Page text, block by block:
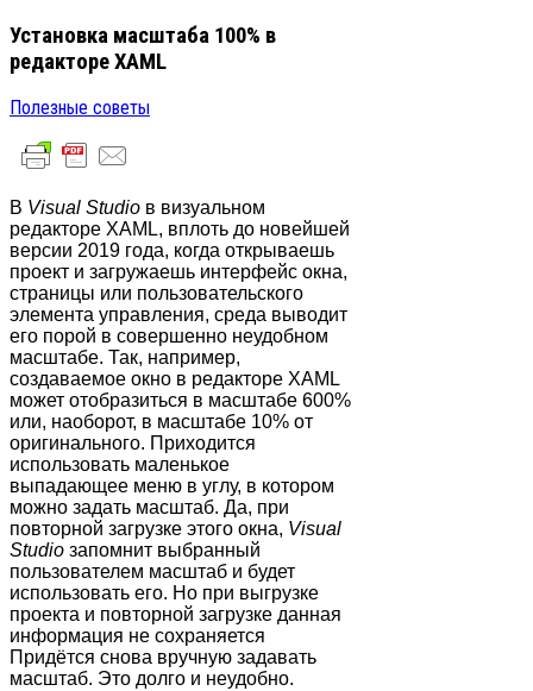
Установка масштаба 100% в
редакторе XAML
Полезные советы
В Visual Studio в визуальном
редакторе XAML, вплоть до новейшей
версии 2019 года, когда открываешь
проект и загружаешь интерфейс окна,
страницы или пользовательского
элемента управления, среда выводит
его порой в совершенно неудобном
масштабе. Так, например,
создаваемое окно в редакторе XAML
может отобразиться в масштабе 600%
или, наоборот, в масштабе 10% от
оригинального. Приходится
использовать маленькое
выпадающее меню в углу, в котором
можно задать масштаб. Да, при
повторной загрузке этого окна, Visual
Studio запомнит выбранный
пользователем масштаб и будет
использовать его. Но при выгрузке
проекта и повторной загрузке данная
информация не сохраняется
Придётся снова вручную задавать
масштаб. Это долго и неудобно.